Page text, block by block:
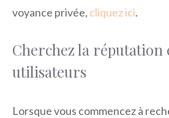
voyance privée, cliquez ici.
Cherchez la réputation
utilisateurs
Lorsque vous commencez à